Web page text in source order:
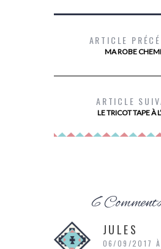
DEVENIR PROPRIÉTAIRE
ARTICLE
MA ROBE
ARTICLE
LE TRICOT TAPE À
6
JULES
06/09/2017 À